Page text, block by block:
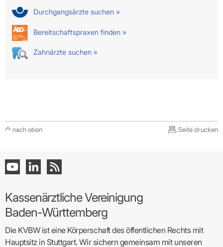
Durchgangsärzte suchen »
Bereitschaftspraxen finden »
Zahnärzte suchen »
nach oben Seite drucken
Kassenärztliche Vereinigung
Baden-Württemberg
Die KVBW ist eine Körperschaft des öffentlichen Rechts mit
Hauptsitz in Stuttgart. Wir sichern gemeinsam mit unseren